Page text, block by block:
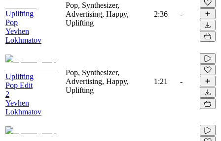
Uplifting
Pop
Yevhen
Lokhmatov
Pop, Synthesizer,
Advertising, Happy,
Uplifting
2:36 -
Uplifting
Pop Edit
2
Yevhen
Lokhmatov
Pop, Synthesizer,
Advertising, Happy,
Uplifting
1:21 -